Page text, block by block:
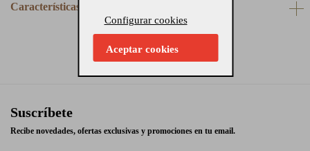
Características
Suscríbete
Recibe novedades, ofertas exclusivas y promociones en tu email.
Configurar cookies
Aceptar cookies